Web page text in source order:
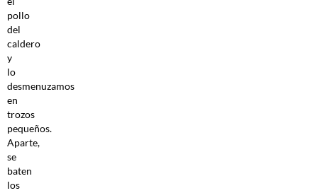
pollo
del
caldero
y
lo
desmenuzamos
en
trozos
pequeños.
Aparte,
se
baten
los